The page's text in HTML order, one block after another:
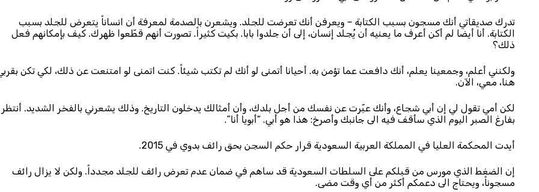
تدرك صديقاتي أنك مسجون بسبب الكتابة – ويعرفن أنك تعرضت للجلد. ويشعرن بالصدمة لمعرفة أن انساناً يتعرض للجلد بسبب
الكتابة. أنا أيضا لم أكن أعرف ما يعنيه أن يُجلد إنسان، إلى أن جلدوا بابا. بكيت كثيراً. تصورت أنهم قطّعوا ظهرك. كيف بإمكانهم فعل
ذلك؟
ولكنني أعلم، وجمعينا يعلم، أنك دافعت عما تؤمن به. أحيانا أتمنى لو أنك لم تكتب شيئاً. كنت اتمنى لو امتنعت عن ذلك، لكي تكن
هنا، معي، الآن.
لكن أمي تقول لي إن أبي شجاع، وأنك عبّرت عن نفسك من أجل بلدك، وأن أمثالك يدخلون التاريخ. وذلك يشعرني بالفخر الشديد. أنتظر
بفارغ الصبر اليوم الذي سأقف فيه الى جانبك وأصرخ: هذا هو أبي. “أبويا أنا”.
أيدت المحكمة العليا في المملكة العربية السعودية قرار حكم السجن بحق رائف بدوي في 2015.
إن الضغط الذي مورس من قبلكم على السلطات السعودية قد ساهم في ضمان عدم تعرض رائف للجلد مجدداً. ولكن لا يزال رائف
مسجوناً، ويحتاج الى دعمكم أكثر من أي وقت مضى.